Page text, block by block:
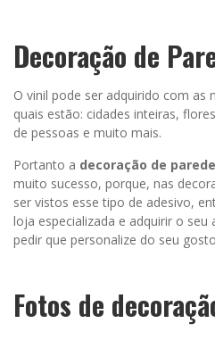
Decoração de
O vinil pode ser adquirido com as
quais estão: cidades inteiras,
de pessoas e muito mais.
Portanto a decoração de
muito sucesso, porque, nas
ser vistos esse tipo de adesivo,
loja especializada e adquirir o seu
pedir que personalize do seu
Fotos de